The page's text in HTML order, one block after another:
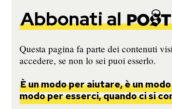
Abbonati al
Questa pagina fa parte dei contenuti
accedere, se non lo sei puoi esserlo.
È un modo per aiutare, è un
modo per esserci, quando ci si